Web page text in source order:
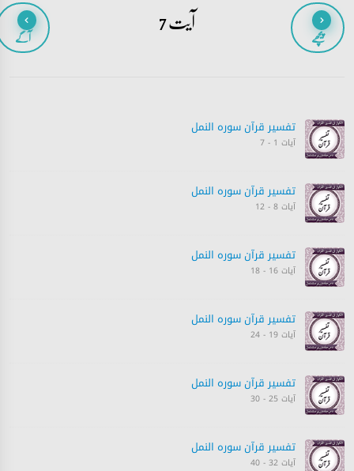
پیچھے آیت 7 آگے
تفسیر قرآن سورہ ‎النمل
آیات 1 - 7
تفسیر قرآن سورہ ‎النمل
آیات 8 - 12
تفسیر قرآن سورہ ‎النمل
آیات 16 - 18
تفسیر قرآن سورہ ‎النمل
آیات 19 - 24
تفسیر قرآن سورہ ‎النمل
آیات 25 - 30
تفسیر قرآن سورہ ‎النمل
آیات 32 - 40